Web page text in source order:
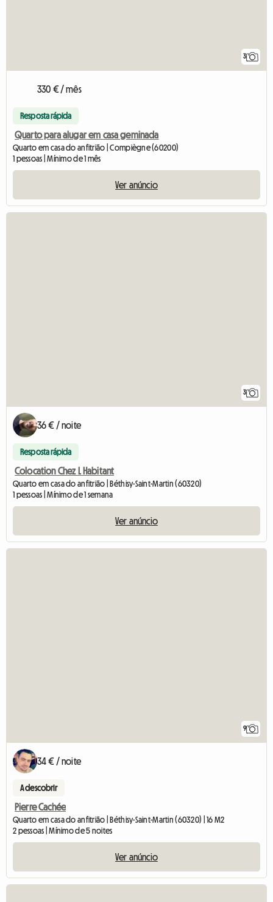
3
330 € / mês
Resposta rápida
Quarto para alugar em casa geminada
Quarto em casa do anfitrião | Compiègne (60200)
1 pessoas | Mínimo de 1 mês
Ver anúncio
3
36 € / noite
Resposta rápida
Colocation Chez L Habitant
Quarto em casa do anfitrião | Béthisy-Saint-Martin (60320)
1 pessoas | Mínimo de 1 semana
Ver anúncio
9
34 € / noite
A descobrir
Pierre Cachée
Quarto em casa do anfitrião | Béthisy-Saint-Martin (60320) | 16 M2
2 pessoas | Mínimo de 5 noites
Ver anúncio